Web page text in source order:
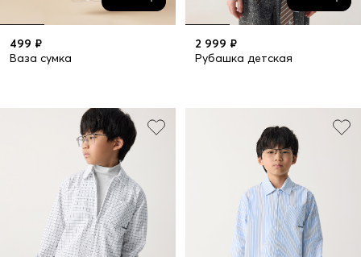
499 ₽
Ваза сумка
2 999 ₽
Рубашка детская